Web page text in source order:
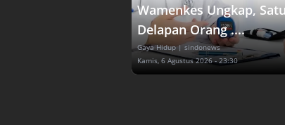
Wamenkes Ungkap,
Delapan Orang ....
Gaya Hidup | sindonews
Kamis, 6 Agustus 2026 - 23:30